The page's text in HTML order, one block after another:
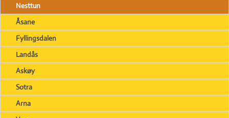
Nesttun
Åsane
Fyllingsdalen
Landås
Askøy
Sotra
Arna